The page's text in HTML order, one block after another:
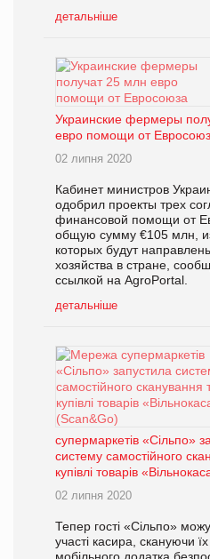
детальніше
Украинские фермеры
евро помощи от
02 липня 2020
Кабинет министров
одобрил проекты трех
финансовой помощи от
общую сумму €105 млн,
которых будут
хозяйства в стране,
ссылкой на AgroPortal.
детальніше
супермаркетів «Сільпо»
систему самостійного
купівлі товарів
02 липня 2020
Тепер гості «Сільпо»
участі касира, скануючи